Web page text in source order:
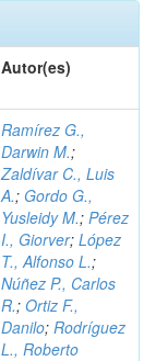
Autor(es)
Ramírez G.,
Darwin M.;
Zaldívar C., Luis
A.; Gordo G.,
Yusleidy M.; Pérez
I., Giorver; López
T., Alfonso L.;
Núñez P., Carlos
R.; Ortiz F.,
Danilo; Rodríguez
L., Roberto